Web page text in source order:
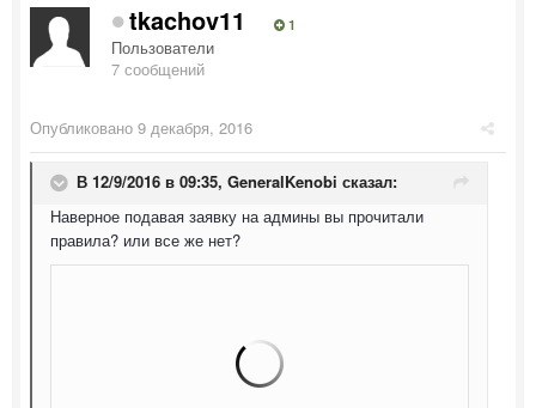
tkachov11 1
Пользователи
7 сообщений
Опубликовано 9 декабря, 2016
В 12/9/2016 в 09:35, GeneralKenobi сказал:
Наверное подавая заявку на админы вы прочитали
правила? или все же нет?